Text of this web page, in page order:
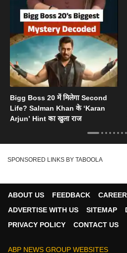
Bigg Boss 20 में मिलेगा Second
Life? Salman Khan के ‘Karan
Arjun’ Hint का खुला राज
SPONSORED LINKS BY TABOOLA
ABOUT US FEEDBACK
ADVERTISE WITH US
SITEMAP
PRIVACY POLICY
CONTACT US
ABP NEWS GROUP WEBSITES